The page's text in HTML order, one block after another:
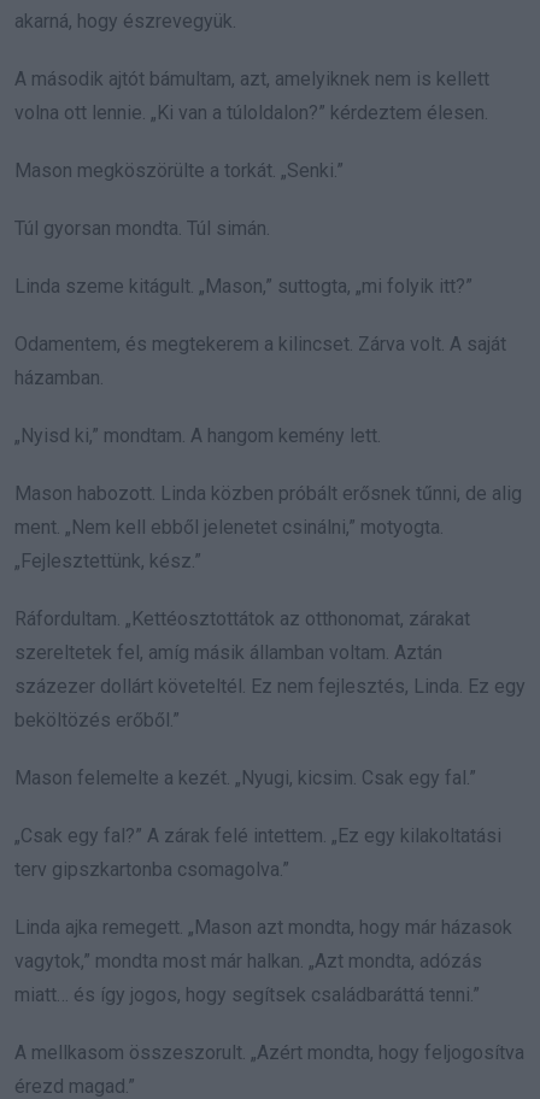
akarná, hogy észrevegyük.
A második ajtót bámultam, azt, amelyiknek nem is kellett
volna ott lennie. „Ki van a túloldalon?” kérdeztem élesen.
Mason megköszörülte a torkát. „Senki.”
Túl gyorsan mondta. Túl simán.
Linda szeme kitágult. „Mason,” suttogta, „mi folyik itt?”
Odamentem, és megtekerem a kilincset. Zárva volt. A saját
házamban.
„Nyisd ki,” mondtam. A hangom kemény lett.
Mason habozott. Linda közben próbált erősnek tűnni, de alig
ment. „Nem kell ebből jelenetet csinálni,” motyogta.
„Fejlesztettünk, kész.”
Ráfordultam. „Kettéosztottátok az otthonomat, zárakat
szereltetek fel, amíg másik államban voltam. Aztán
százezer dollárt követeltél. Ez nem fejlesztés, Linda. Ez egy
beköltözés erőből.”
Mason felemelte a kezét. „Nyugi, kicsim. Csak egy fal.”
„Csak egy fal?” A zárak felé intettem. „Ez egy kilakoltatási
terv gipszkartonba csomagolva.”
Linda ajka remegett. „Mason azt mondta, hogy már házasok
vagytok,” mondta most már halkan. „Azt mondta, adózás
miatt… és így jogos, hogy segítsek családbaráttá tenni.”
A mellkasom összeszorult. „Azért mondta, hogy feljogosítva
érezd magad.”